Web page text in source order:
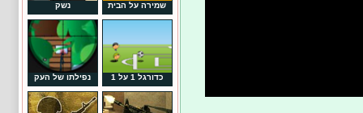
שמירה על הבית נשק
כדורגל 1 על 1 נפילתו של העק